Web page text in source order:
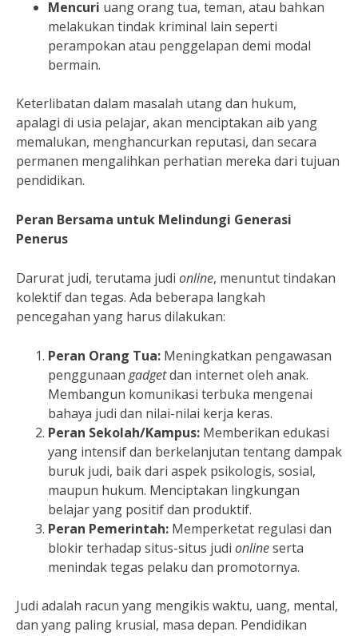
Mencuri uang orang tua, teman, atau bahkan
melakukan tindak kriminal lain seperti
perampokan atau penggelapan demi modal
bermain.
Keterlibatan dalam masalah utang dan hukum,
apalagi di usia pelajar, akan menciptakan aib yang
memalukan, menghancurkan reputasi, dan secara
permanen mengalihkan perhatian mereka dari tujuan
pendidikan.
Peran Bersama untuk Melindungi Generasi
Penerus
Darurat judi, terutama judi online, menuntut tindakan
kolektif dan tegas. Ada beberapa langkah
pencegahan yang harus dilakukan:
Peran Orang Tua: Meningkatkan pengawasan
penggunaan gadgetdan internet oleh anak.
Membangun komunikasi terbuka mengenai
bahaya judi dan nilai-nilai kerja keras.
Peran Sekolah/Kampus: Memberikan edukasi
yang intensif dan berkelanjutan tentang dampak
buruk judi, baik dari aspek psikologis, sosial,
maupun hukum. Menciptakan lingkungan
belajar yang positif dan produktif.
Peran Pemerintah: Memperketat regulasi dan
blokir terhadap situs-situs judi onlineserta
menindak tegas pelaku dan promotornya.
Judi adalah racun yang mengikis waktu, uang, mental,
dan yang paling krusial, masa depan. Pendidikan